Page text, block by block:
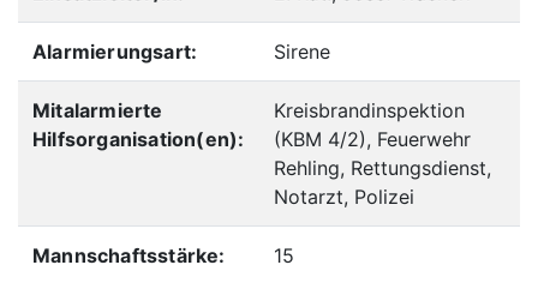
Alarmierungsart: Sirene
Mitalarmierte
Hilfsorganisation(en):
Kreisbrandinspektion
(KBM 4/2), Feuerwehr
Rehling, Rettungsdienst,
Notarzt, Polizei
Mannschaftsstärke: 15